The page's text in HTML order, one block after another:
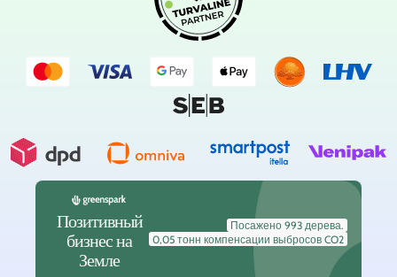
Позитивный
бизнес на
Земле
Посажено 993 дерева.
0,05 тонн компенсации выбросов CO2